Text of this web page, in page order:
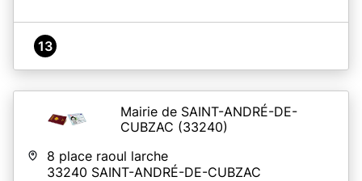
13
Mairie de SAINT-ANDRÉ-DE-
CUBZAC (33240)
8 place raoul larche
33240 SAINT-ANDRÉ-DE-CUBZAC